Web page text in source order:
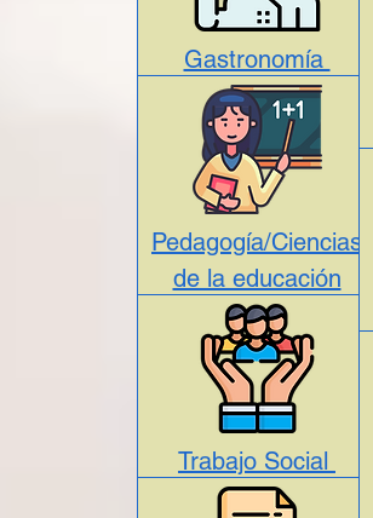
Gastronomía
Pedagogía/Ciencias
de la educación
Trabajo Social